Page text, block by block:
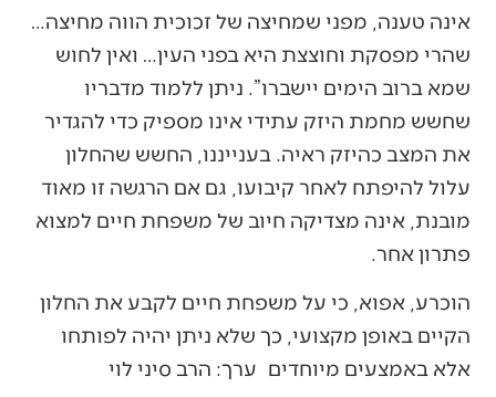
אינה טענה, מפני שמחיצה של זכוכית הווה מחיצה…
שהרי מפסקת וחוצצת היא בפני העין… ואין לחוש
שמא ברוב הימים יישברו”. ניתן ללמוד מדבריו
שחשש מחמת היזק עתידי אינו מספיק כדי להגדיר
את המצב כהיזק ראיה. בענייננו, החשש שהחלון
עלול להיפתח לאחר קיבועו, גם אם הרגשה זו מאוד
מובנת, אינה מצדיקה חיוב של משפחת חיים למצוא
פתרון אחר.
הוכרע, אפוא, כי על משפחת חיים לקבע את החלון
הקיים באופן מקצועי, כך שלא ניתן יהיה לפותחו
אלא באמצעים מיוחדים ערך: הרב סיני לוי